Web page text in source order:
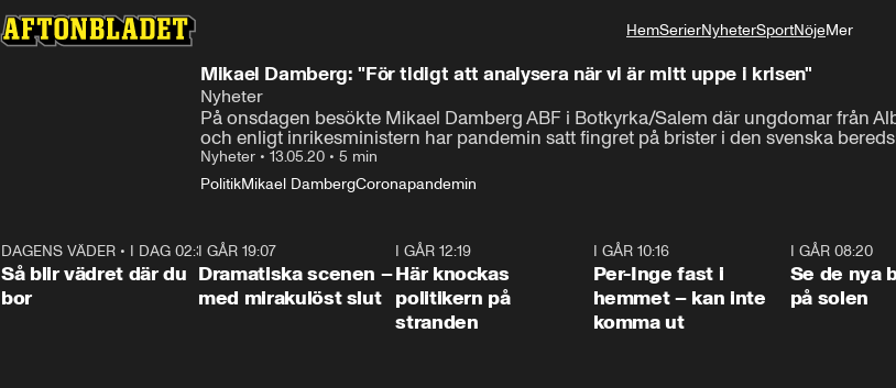
HemSerierNyheterSportNöjeMer
Livsstil
Mikael Damberg: "För tidigt att analysera när vi är mitt uppe i krisen"
Nyheter
På onsdagen besökte Mikael Damberg ABF i Botkyrka/Salem där ungdomar från
och enligt inrikesministern har pandemin satt fingret på brister i den svenska
Nyheter • 13.05.20 • 5 min
PolitikMikael DambergCoronapandemin
1:06
DAGENS VÄDER • I DAG 02:30
Så blir vädret där du
bor
I GÅR 19:07
Dramatiska scenen –
med mirakulöst slut
I GÅR 12:19
Här knockas
politikern på
stranden
I GÅR 10:16
Per-Inge fast i
hemmet – kan inte
komma ut
I GÅR 08:20
Se de nya
på solen